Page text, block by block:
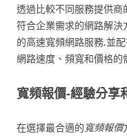
透過比較不同服務提供
符合企業需求的網路解決
的高速寬頻網路服務,並
網路速度、頻寬和價格的
寬頻報價-經驗分享
在選擇最合適的 寬頻報價